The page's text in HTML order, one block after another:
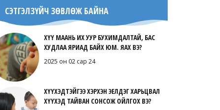
СЭТГЭЛЗҮЙЧ ЗӨВЛӨЖ БАЙНА
ХҮҮ МААНЬ ИХ УУР БУХИМДАЛТАЙ, БАС
ХУДЛАА ЯРИАД БАЙХ ЮМ. ЯАХ ВЭ?
2025 он 02 сар 24
ХҮҮХЭДТЭЙГЭЭ ХЭРХЭН ЭЕЛДЭГ ХАРЬЦВАЛ
ХҮҮХЭД ТАЙВАН СОНСОЖ ОЙЛГОХ ВЭ?